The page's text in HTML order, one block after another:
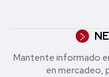
Mantente informado
en mercadeo,